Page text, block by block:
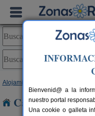
Alojamientos
Casas Rurales
Bienvenid@ a la
nuestro portal
Una cookie o galleta